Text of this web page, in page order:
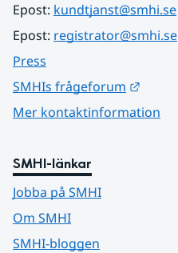
Epost: kundtjanst@smhi.se
Epost: registrator@smhi.se
Press
SMHIs frågeforum
Mer kontaktinformation
SMHI-länkar
Jobba på SMHI
Om SMHI
SMHI-bloggen